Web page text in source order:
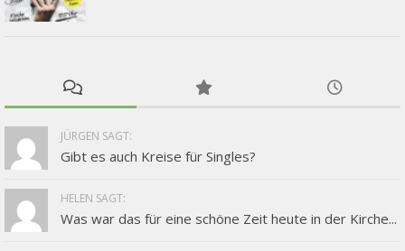
JÜRGEN SAGT:
Gibt es auch Kreise für Singles?
HELEN SAGT:
Was war das für eine schöne Zeit heute in der Kirche...